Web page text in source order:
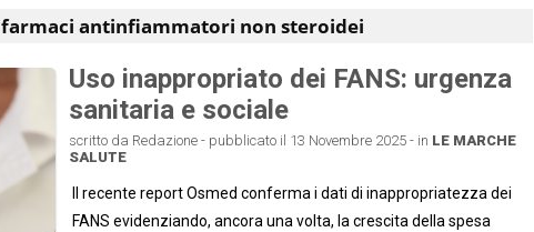
farmaci antinfiammatori non steroidei
Uso inappropriato dei FANS: urgenza
sanitaria e sociale
scritto da Redazione - pubblicato il 13 Novembre 2025 - in LE MARCHE
SALUTE
Il recente report Osmed conferma i dati di inappropriatezza dei
FANS evidenziando, ancora una volta, la crescita della spesa